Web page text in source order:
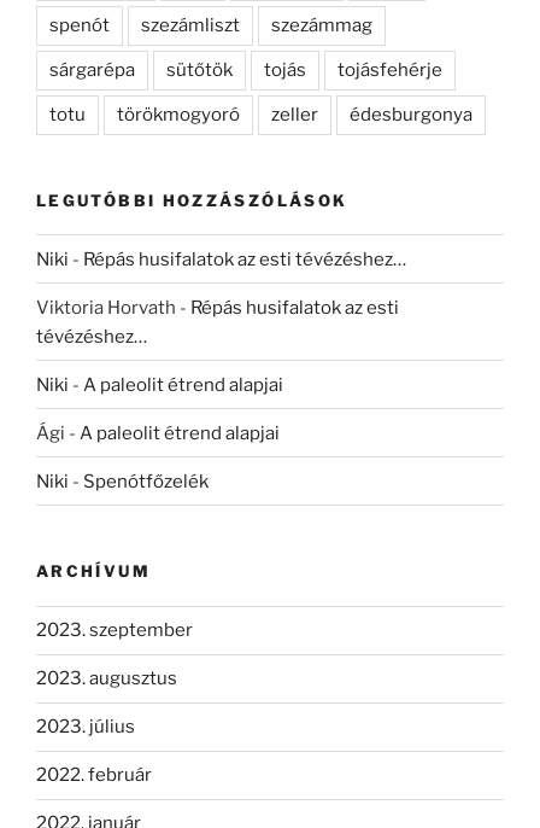
spenót szezámliszt szezámmag
sárgarépa sütőtök tojás tojásfehérje
totu törökmogyoró zeller édesburgonya
LEGUTÓBBI HOZZÁSZÓLÁSOK
Niki - Répás husifalatok az esti tévézéshez…
Viktoria Horvath - Répás husifalatok az esti
tévézéshez…
Niki - A paleolit étrend alapjai
Ági - A paleolit étrend alapjai
Niki - Spenótfőzelék
ARCHÍVUM
2023. szeptember
2023. augusztus
2023. július
2022. február